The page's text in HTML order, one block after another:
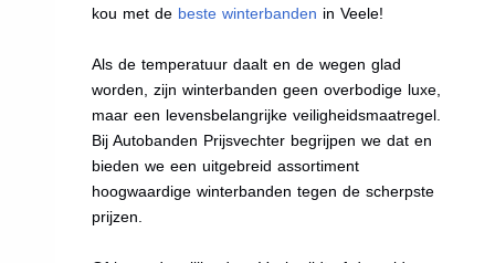
kou met de beste winterbanden in Veele!
Als de temperatuur daalt en de wegen glad
worden, zijn winterbanden geen overbodige luxe,
maar een levensbelangrijke veiligheidsmaatregel.
Bij Autobanden Prijsvechter begrijpen we dat en
bieden we een uitgebreid assortiment
hoogwaardige winterbanden tegen de scherpste
prijzen.